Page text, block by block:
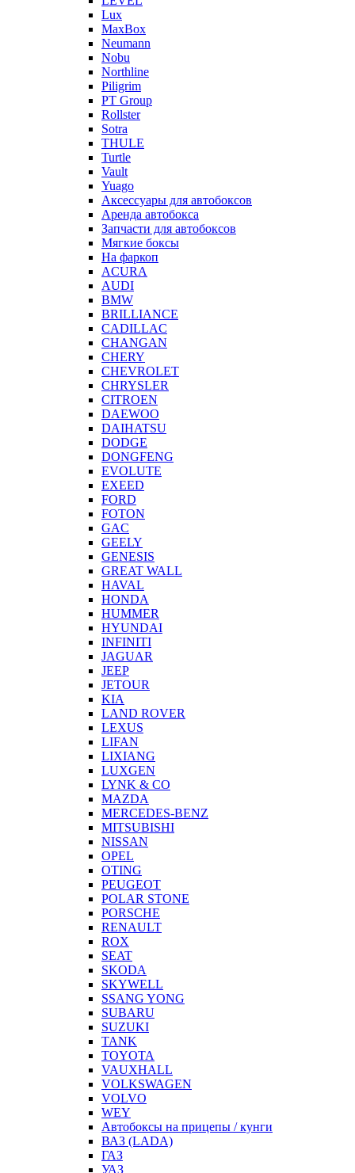
Lux
MaxBox
Neumann
Nobu
Northline
Piligrim
PT Group
Rollster
Sotra
THULE
Turtle
Vault
Yuago
Аксессуары для автобоксов
Аренда автобокса
Запчасти для автобоксов
Мягкие боксы
На фаркоп
ACURA
AUDI
BMW
BRILLIANCE
CADILLAC
CHANGAN
CHERY
CHEVROLET
CHRYSLER
CITROEN
DAEWOO
DAIHATSU
DODGE
DONGFENG
EVOLUTE
EXEED
FORD
FOTON
GAC
GEELY
GENESIS
GREAT WALL
HAVAL
HONDA
HUMMER
HYUNDAI
INFINITI
JAGUAR
JEEP
JETOUR
KIA
LAND ROVER
LEXUS
LIFAN
LIXIANG
LUXGEN
LYNK & CO
MAZDA
MERCEDES-BENZ
MITSUBISHI
NISSAN
OPEL
OTING
PEUGEOT
POLAR STONE
PORSCHE
RENAULT
ROX
SEAT
SKODA
SKYWELL
SSANG YONG
SUBARU
SUZUKI
TANK
TOYOTA
VAUXHALL
VOLKSWAGEN
VOLVO
WEY
Автобоксы на прицепы / кунги
ВАЗ (LADA)
ГАЗ
УАЗ